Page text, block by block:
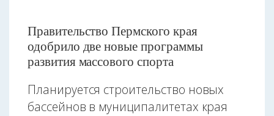
Правительство Пермского края
одобрило две новые программы
развития массового спорта
Планируется строительство новых
бассейнов в муниципалитетах края